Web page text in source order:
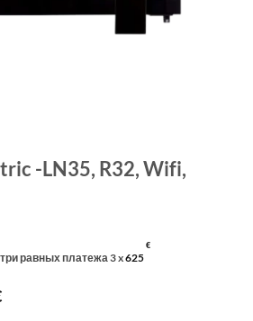
-LN35, R32, Wifi,
равных платежа 3 x625
€
Текущая